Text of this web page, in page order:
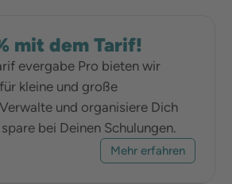
mit dem Tarif!
evergabe Pro bieten wir
kleine und große
und organisiere Dich
bei Deinen Schulungen.
Mehr erfahren